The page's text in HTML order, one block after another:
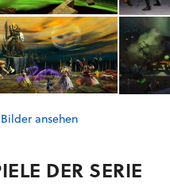
ansehen
DER SERIE